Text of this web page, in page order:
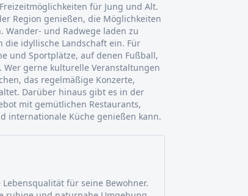
für Jung und Alt.
Region genießen, die Möglichkeiten
Wander- und Radwege laden zu
idyllische Landschaft ein. Für
und Sportplätze, auf denen Fußball,
gerne kulturelle Veranstaltungen
das regelmäßige Konzerte,
Darüber hinaus gibt es in der
mit gemütlichen Restaurants,
internationale Küche genießen kann.
für seine Bewohner.